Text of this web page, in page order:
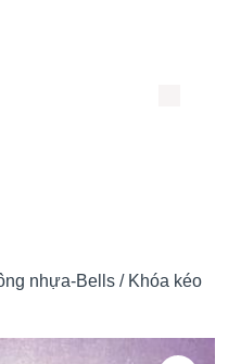
nhựa-Bells / Khóa kéo